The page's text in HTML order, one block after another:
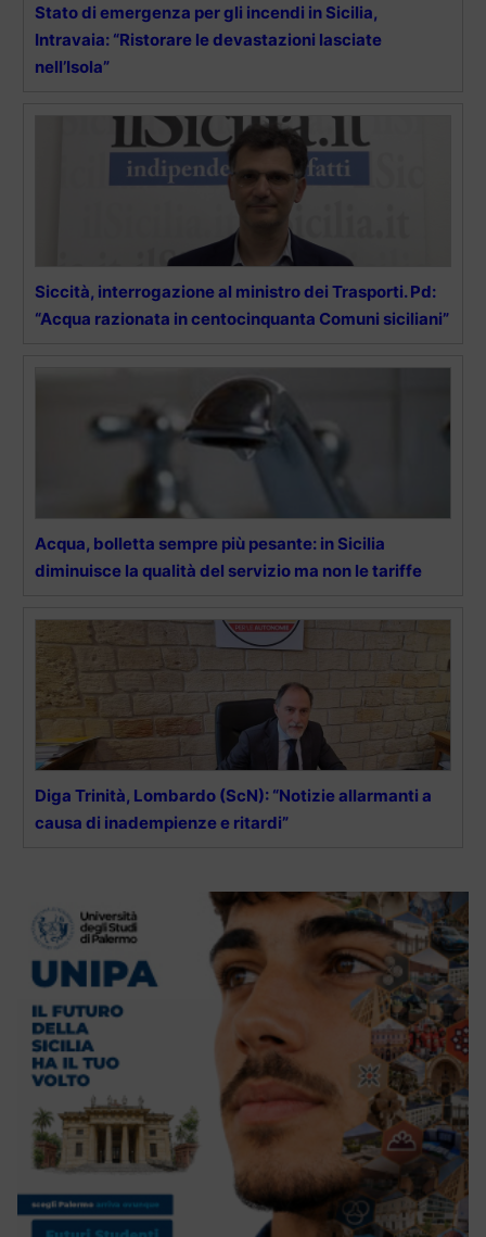
Stato di emergenza per gli incendi in Sicilia,
Intravaia: “Ristorare le devastazioni lasciate
nell’Isola”
Siccità, interrogazione al ministro dei Trasporti. Pd:
“Acqua razionata in centocinquanta Comuni siciliani”
Acqua, bolletta sempre più pesante: in Sicilia
diminuisce la qualità del servizio ma non le tariffe
Diga Trinità, Lombardo (ScN): “Notizie allarmanti a
causa di inadempienze e ritardi”